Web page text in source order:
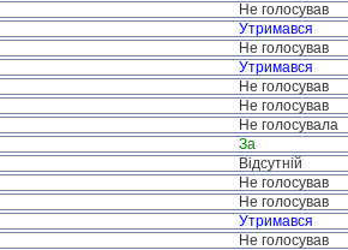
Не голосував
Утримався
Не голосував
Утримався
Не голосував
Не голосував
Не голосувала
За
Відсутній
Не голосував
Не голосував
Утримався
Не голосував